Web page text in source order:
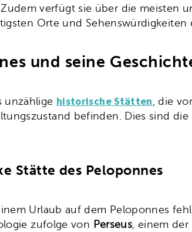
verfügt sie über die meisten
Orte und Sehenswürdigkeiten
und seine
unzählige historische Stätten , die
befinden. Dies sind
Stätte des Peloponnes
Urlaub auf dem Peloponnes
zufolge von Perseus , einem